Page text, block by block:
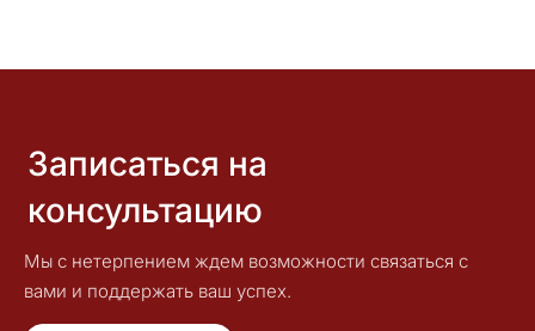
Записаться на
консультацию
Мы с нетерпением ждем возможности связаться с
вами и поддержать ваш успех.